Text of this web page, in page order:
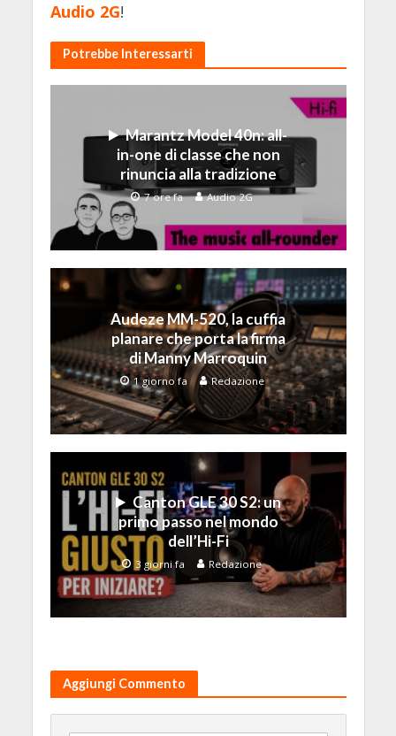
Audio 2G!
Potrebbe Interessarti
Marantz Model 40n: all-
in-one di classe che non
rinuncia alla tradizione
7 ore fa Audio 2G
Audeze MM-520, la cuffia
planare che porta la firma
di Manny Marroquin
1 giorno fa Redazione
Canton GLE 30 S2: un
primo passo nel mondo
dell’Hi-Fi
3 giorni fa Redazione
Aggiungi Commento